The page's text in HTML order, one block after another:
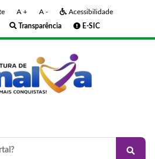
A + A -
Acessibilidade
Transparência E-SIC